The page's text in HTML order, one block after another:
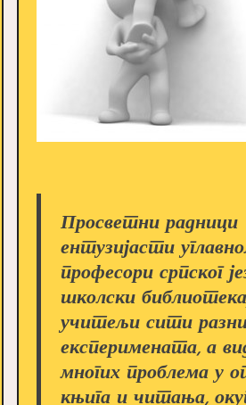
Просветни радници
ентузијасти
професори српског
школски
учитељи сити
експеримената, а
многих проблема у
књига и читања,